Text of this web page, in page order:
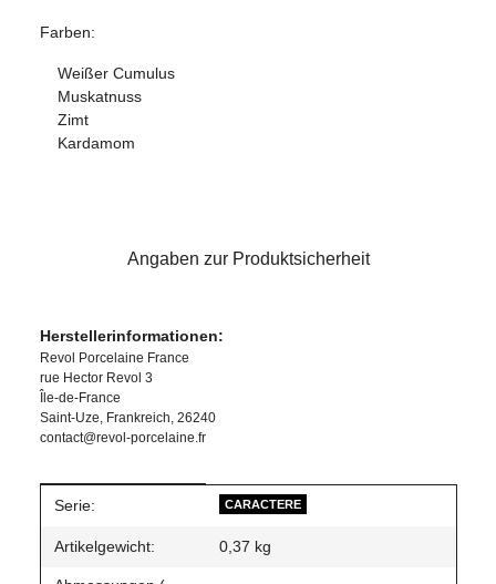
Farben:
Weißer Cumulus
Muskatnuss
Zimt
Kardamom
Angaben zur Produktsicherheit
Herstellerinformationen:
Revol Porcelaine France
rue Hector Revol 3
Île-de-France
Saint-Uze, Frankreich, 26240
contact@revol-porcelaine.fr
Produkteigenschaft
Wert
Serie: CARACTERE
Artikelgewicht: 0,37 kg